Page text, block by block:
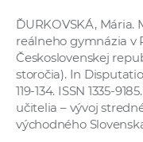
ĎURKOVSKÁ, Mária.
reálneho gymnázia v
Československej
storočia). In
119-134. ISSN 1335-
učitelia – vývoj
východného